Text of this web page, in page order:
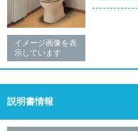
イメージ画像を表
示しています
説明書情報